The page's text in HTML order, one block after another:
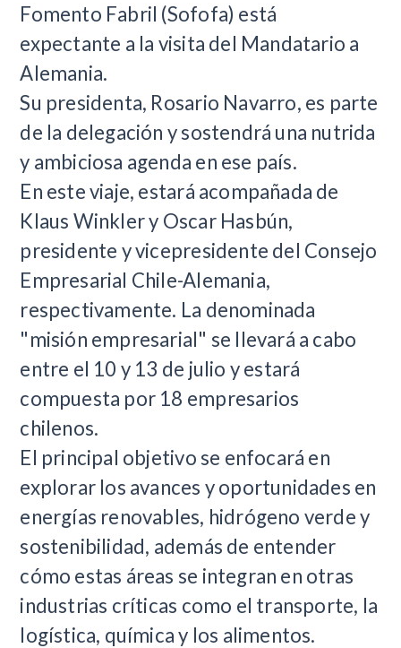
Fomento Fabril (Sofofa) está
expectante a la visita del Mandatario a
Alemania.
Su presidenta, Rosario Navarro, es parte
de la delegación y sostendrá una nutrida
y ambiciosa agenda en ese país.
En este viaje, estará acompañada de
Klaus Winkler y Oscar Hasbún,
presidente y vicepresidente del Consejo
Empresarial Chile-Alemania,
respectivamente. La denominada
"misión empresarial" se llevará a cabo
entre el 10 y 13 de julio y estará
compuesta por 18 empresarios
chilenos.
El principal objetivo se enfocará en
explorar los avances y oportunidades en
energías renovables, hidrógeno verde y
sostenibilidad, además de entender
cómo estas áreas se integran en otras
industrias críticas como el transporte, la
logística, química y los alimentos.